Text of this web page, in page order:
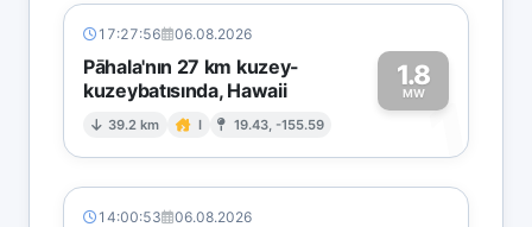
17:27:56 06.08.2026
Pāhala'nın 27 km kuzey-
kuzeybatısında, Hawaii
39.2 km I 19.43, -155.59
1.8
MW1
14:00:53 06.08.2026